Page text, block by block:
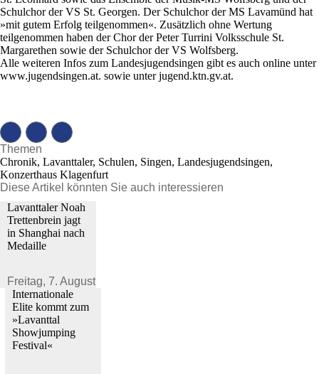
Schulchor der VS St. Georgen. Der Schulchor der MS Lavamünd hat
»mit gutem Erfolg teilgenommen«. Zusätzlich ohne Wertung
teilgenommen haben der Chor der Peter Turrini Volksschule St.
Margarethen sowie der Schulchor der VS Wolfsberg.
Alle weiteren Infos zum Landesjugendsingen gibt es auch online unter
www.jugendsingen.at. sowie unter jugend.ktn.gv.at.
Themen
Chronik, Lavanttaler, Schulen, Singen, Landesjugendsingen,
Konzerthaus Klagenfurt
Diese Artikel könnten Sie auch interessieren
Lavanttaler Noah
Trettenbrein jagt
in Shanghai nach
Medaille
Freitag, 7. August 2026
Internationale
Elite kommt zum
»Lavanttal
Showjumping
Festival«